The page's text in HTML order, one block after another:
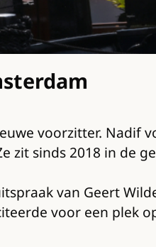
voorzitter. Nadif
zit sinds 2018 in de
van Geert
voor een plek